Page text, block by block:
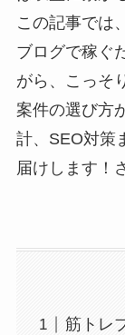
この記事では
ブログで稼ぐ
がら、こっそ
案件の選び方
計、SEO対策
届けします！
筋トレ